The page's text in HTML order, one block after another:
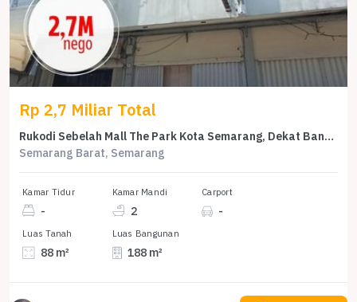
Rp 2,7 Miliar Total
Rukodi Sebelah Mall The Park Kota Semarang, Dekat Bandara, Strategis
Semarang Barat, Semarang
Kamar Tidur
-
Kamar Mandi
2
Carport
-
Luas Tanah
88 m²
Luas Bangunan
188 m²